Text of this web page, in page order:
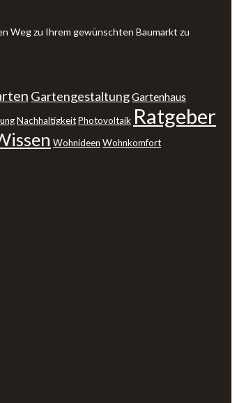
Weg zu Ihrem gewünschten Baumarkt zu
GartengestaltungGartenhaus
NachhaltigkeitPhotovoltaik Ratgeber
Wohnideen Wohnkomfort